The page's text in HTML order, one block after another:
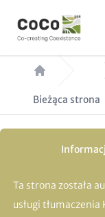
Ścieżka
Bieżąca strona
Ta strona została
usługi